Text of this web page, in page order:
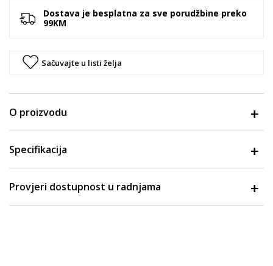
Dostava je besplatna za sve porudžbine preko
99KM
Sačuvajte u listi želja
O proizvodu
Specifikacija
Provjeri dostupnost u radnjama